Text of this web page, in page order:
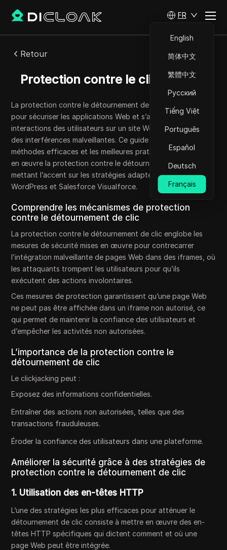
FR
English
简体中文
繁體中文
Русский
Tiếng Việt
Português
Español
Deutsch
Français
Retour
Protection contre le clickjacking
La protection contre le détournement de clic est cruciale
pour sécuriser les applications Web et s’assurer que les
interactions des utilisateurs sur un site Web restent à l’abri
des interférences malveillantes. Ce guide explore les
méthodes efficaces et les meilleures pratiques pour mettre
en œuvre la protection contre le détournement de clic, en
mettant l’accent sur les stratégies adaptées aux pages
WordPress et Salesforce Visualforce.
Comprendre les mécanismes de protection
contre le détournement de clic
La protection contre le détournement de clic englobe les
mesures de sécurité mises en œuvre pour contrecarrer
l’intégration malveillante de pages Web dans des iframes, où
les attaquants trompent les utilisateurs pour qu’ils
exécutent des actions involontaires.
Ces mesures de protection garantissent qu’une page Web
ne peut pas être affichée dans un iframe non autorisé, ce
qui permet de maintenir la confiance des utilisateurs et
d’empêcher les activités non autorisées.
L’importance de la protection contre le
détournement de clic
Le clickjacking peut :
Exposez des informations confidentielles.
Entraîner des actions non autorisées, telles que des
transactions frauduleuses.
Éroder la confiance des utilisateurs dans une plateforme.
Améliorer la sécurité grâce à des stratégies de
protection contre le détournement de clic
1. Utilisation des en-têtes HTTP
L’une des stratégies les plus efficaces pour atténuer le
détournement de clic consiste à mettre en œuvre des en-
têtes HTTP spécifiques qui dictent comment et où une
page Web peut être intégrée.